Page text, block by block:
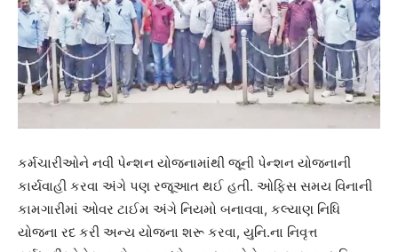
કર્મચારીઓને નવી પેન્શન યોજનામાંથી જૂની પેન્શન યોજનાની
કાર્યવાહી કરવા અંગે પણ રજૂઆત થઈ હતી. ઓફિસ સમય વિનાની
કામગારીમાં ઓવર ટાઈમ અંગે નિયમો બનાવવા, કલ્યાણ નિધિ
યોજના રદ કરી અન્ય યોજના શરૂ કરવા, યુનિ.ના નિવૃત્ત